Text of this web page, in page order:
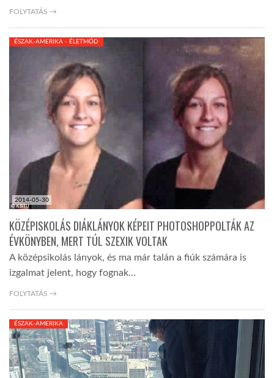
FOLYTATÁS →
2014-05-30
ÉSZAK-AMERIKA - ÉLETMÓD
KÖZÉPISKOLÁS DIÁKLÁNYOK KÉPEIT PHOTOSHOPPOLTÁK AZ
ÉVKÖNYBEN, MERT TÚL SZEXIK VOLTAK
A középsikolás lányok, és ma már talán a fiúk számára is
izgalmat jelent, hogy fognak…
FOLYTATÁS →
ÉSZAK-AMERIKA